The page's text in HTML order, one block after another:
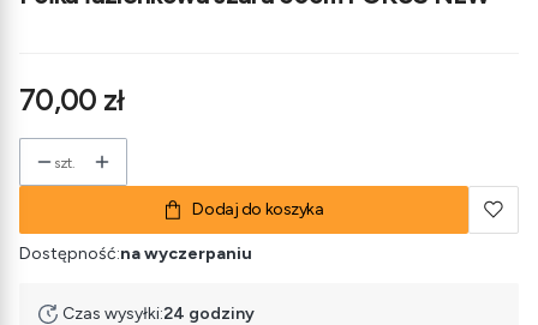
Cena
70,00 zł
szt.
Dodaj do koszyka
Dostępność:na wyczerpaniu
Czas wysyłki:24 godziny